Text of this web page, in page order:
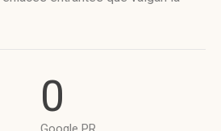
0